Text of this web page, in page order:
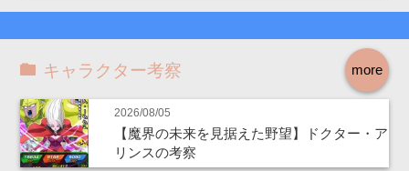
more
キャラクター考察
2026/08/05
【魔界の未来を見据えた野望】ドクター・ア
リンスの考察